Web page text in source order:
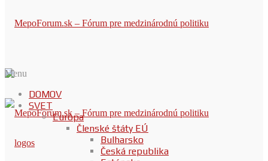
Menu
DOMOV
SVET
Európa
Členské štáty EÚ
Bulharsko
Česká republika